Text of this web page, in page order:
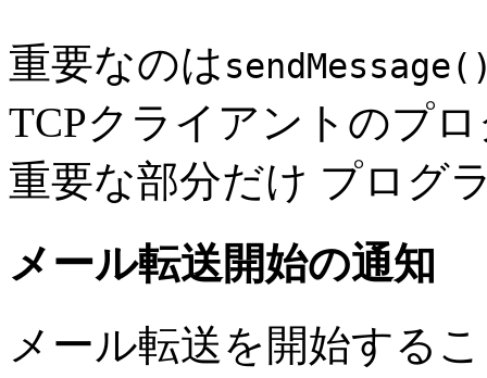
重要なのは
TCPクライアントのプ
重要な部分だけ プログ
メール転送開始の通知
メール転送を開始する